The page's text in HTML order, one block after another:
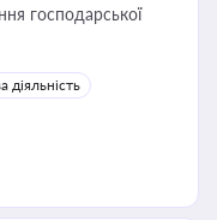
господарської
діяльність